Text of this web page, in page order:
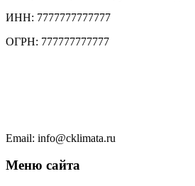
ИНН: 7777777777777
ОГРН: 777777777777
Email: info@cklimata.ru
Меню сайта